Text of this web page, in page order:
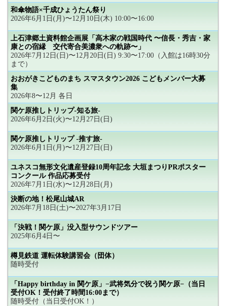
和傘物語×千成ひょうたん祭り
2026年6月1日(月)〜12月10日(木) 10:00〜16:00
上石津郷土資料館企画展「高木家の戦国時代 〜信長・秀吉・家
康との宿縁 交代寄合美濃衆への軌跡〜」
2026年7月12日(日)〜12月20日(日) 9:30〜17:00（入館は16時30分
まで）
おおがきこどものまち スマスタウン2026 こどもメンバー大募
集
2026年8〜12月 各日
関ケ原推しトリップ-知る旅-
2026年6月2日(火)〜12月27日(日)
関ケ原推しトリップ -推す旅-
2026年6月1日(月)〜12月27日(日)
ユネスコ無形文化遺産登録10周年記念 大垣まつりPRポスター
コンクール 作品応募受付
2026年7月1日(水)〜12月28日(月)
決断の地！松尾山城AR
2026年7月18日(土)〜2027年3月17日
「決戦！関ケ原」没入型サウンドツアー
2025年6月4日〜
樽見鉄道 運転体験講習会（団体）
随時受付
「Happy birthday in 関ケ原」−武将気分で祝う関ケ原−（当日
受付OK！受付終了時間16:00まで）
随時受付（当日受付OK！）